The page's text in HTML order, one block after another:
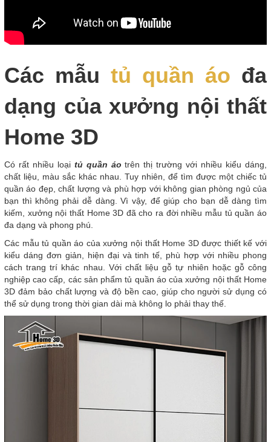
Các mẫu tủ quần áo đa
dạng của xưởng nội thất
Home 3D
Có rất nhiều loại tủ quần áo trên thị trường với nhiều kiểu dáng,
chất liệu, màu sắc khác nhau. Tuy nhiên, để tìm được một chiếc tủ
quần áo đẹp, chất lượng và phù hợp với không gian phòng ngủ của
bạn thì không phải dễ dàng. Vì vậy, để giúp cho bạn dễ dàng tìm
kiếm, xưởng nội thất Home 3D đã cho ra đời nhiều mẫu tủ quần áo
đa dạng và phong phú.
Các mẫu tủ quần áo của xưởng nội thất Home 3D được thiết kế với
kiểu dáng đơn giản, hiện đại và tinh tế, phù hợp với nhiều phong
cách trang trí khác nhau. Với chất liệu gỗ tự nhiên hoặc gỗ công
nghiệp cao cấp, các sản phẩm tủ quần áo của xưởng nội thất Home
3D đảm bảo chất lượng và độ bền cao, giúp cho người sử dụng có
thể sử dụng trong thời gian dài mà không lo phải thay thế.